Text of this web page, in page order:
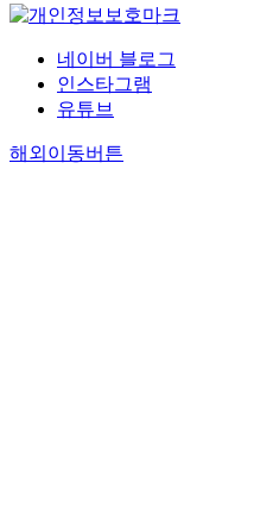
네이버 블로그
인스타그램
유튜브
해외이동버튼